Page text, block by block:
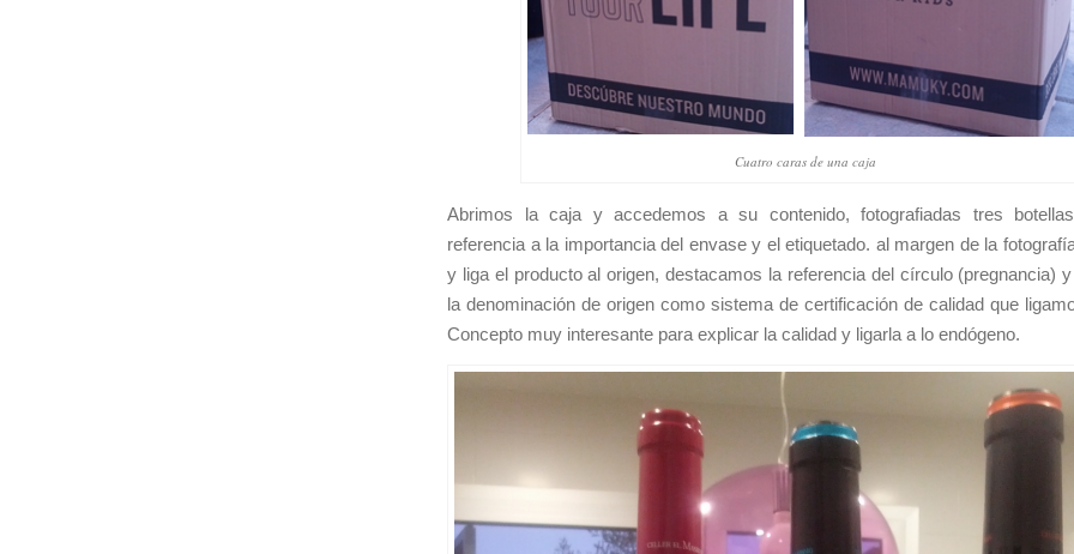
Cuatro caras de una caja
Abrimos la caja y accedemos a su contenido, fotografiadas tres
referencia a la importancia del envase y el etiquetado. al margen de la
y liga el producto al origen, destacamos la referencia del círculo (pregnancia)
la denominación de origen como sistema de certificación de calidad que
Concepto muy interesante para explicar la calidad y ligarla a lo endógeno.